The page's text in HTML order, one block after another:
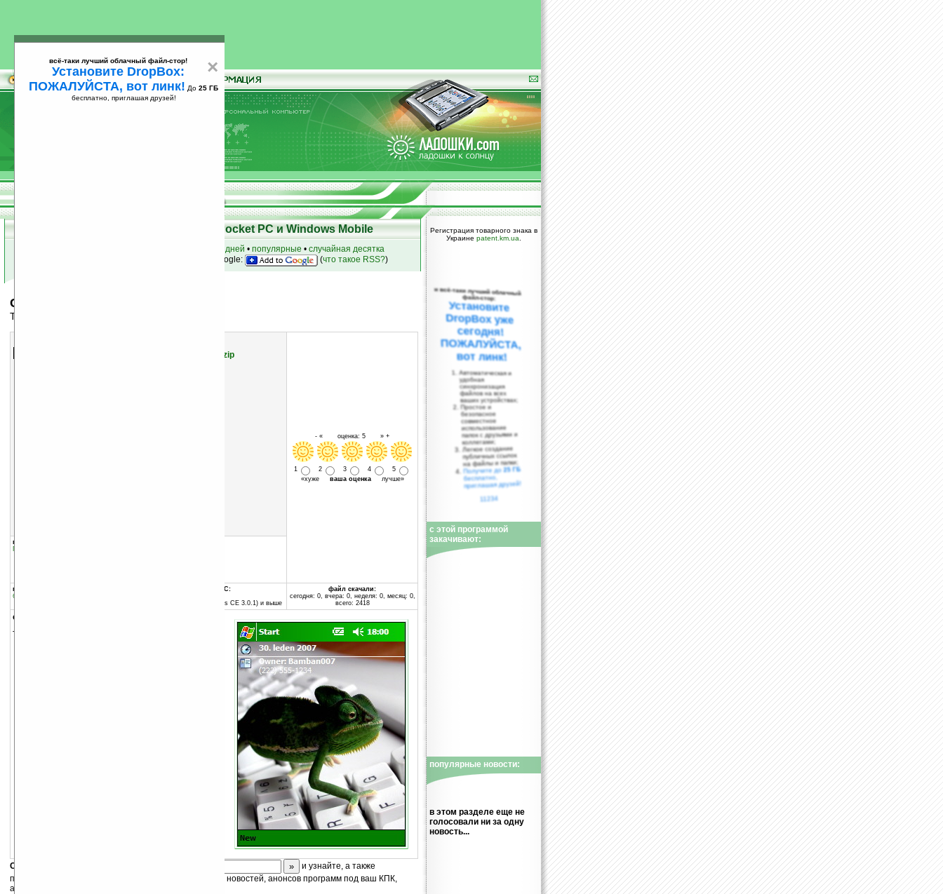
25
Скачать программы для КПК Pocket PC и Windows Mobile
за 7 дней • популярные • случайная десятка
на Google: (что такое RSS?)
Chameleon
Тема для экрана Today
/files/themes/0000015118.zip
- « оценка: 5 » +
1 2 3 4
5
«хуже ваша оценкалучше»
группы программы:
Графика
программа:
бесплатная
совместима с Pocket PC:
Pocket PC 2002 (Windows CE 3.0.1) и выше
файл скачали:
сегодня: 0, вчера: 0, неделя: 0, месяц: 0,
всего: 2418
описание:
Тема для экрана Today.
Скоро
и узнайте, а также
получайте ежедневный или еженедельный дайджест новостей, анонсов программ под ваш КПК,
акций сайта на ваш почтовый ящик.
Регистрация товарного знака в
Украине patent.km.ua
×
всё-таки лучший облачный файл-стор!
Установите DropBox:
ПОЖАЛУЙСТА, вот линк! До 25 ГБ
бесплатно, приглашая друзей!
и всё-таки лучший облачный
файл-стор:
Установите
DropBox уже
сегодня!
ПОЖАЛУЙСТА,
вот линк!
Автоматическая и
удобная
синхронизация
файлов на всех
ваших устройствах;
Простое и
безопасное
совместное
использование
папок с друзьями и
коллегами;
Легкое создание
публичных ссылок
на файлы и папки;
Получите до25 ГБ
бесплатно,
приглашая друзей!
11234
с этой программой
закачивают:
популярные новости:
в этом разделе еще не
голосовали ни за одну
новость...